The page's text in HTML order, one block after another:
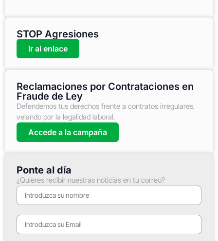
STOP Agresiones
Ir al enlace
Reclamaciones por Contrataciones en
Fraude de Ley
Defendemos tus derechos frente a contratos irregulares,
velando por la legalidad laboral.
Accede a la campaña
Ponte al día
¿Quieres recibir nuestras noticias en tu correo?